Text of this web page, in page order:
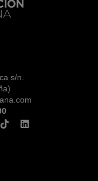
s/n.